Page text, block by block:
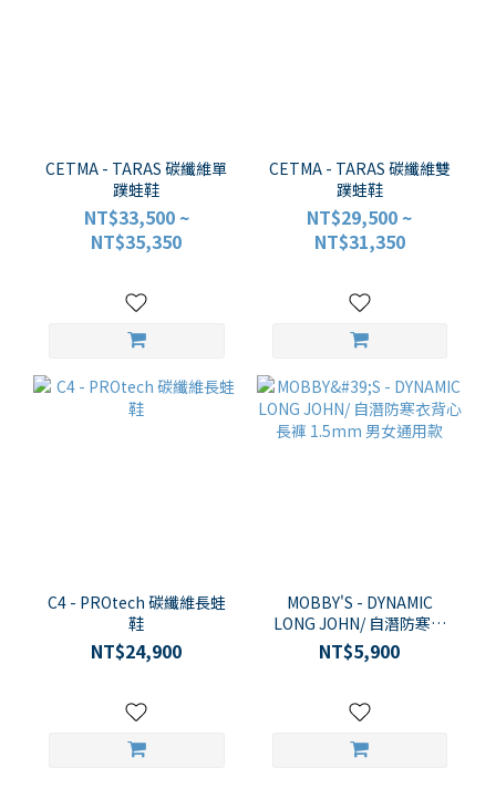
CETMA - TARAS 碳纖維單
蹼蛙鞋
NT$33,500 ~
NT$35,350
CETMA - TARAS 碳纖維雙
蹼蛙鞋
NT$29,500 ~
NT$31,350
C4 - PROtech 碳纖維長蛙
鞋
NT$24,900
MOBBY'S - DYNAMIC
LONG JOHN/ 自潛防寒衣
背心長褲 1.5mm 男女通用
款
NT$5,900